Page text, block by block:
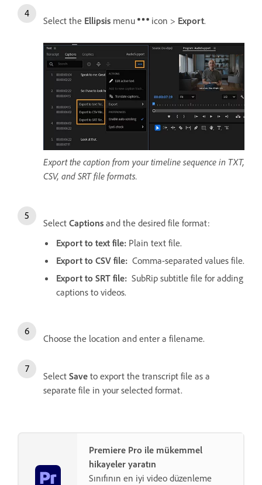
Select the Ellipsis menu icon > Export.
Export the caption from your timeline sequence in TXT,
CSV, and SRT file formats.
Select Captions and the desired file format:
Export to text file: Plain text file.
Export to CSV file: Comma-separated values file.
Export to SRT file: SubRip subtitle file for adding
captions to videos.
Choose the location and enter a filename.
Select Save to export the transcript file as a
separate file in your selected format.
Premiere Pro ile mükemmel
hikayeler yaratın
Sınıfının en iyi video düzenleme